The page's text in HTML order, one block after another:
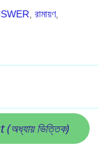
,রামায়ণ,
ভিত্তিক)